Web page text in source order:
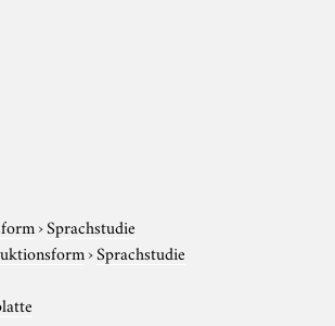
›Sprachstudie
›Sprachstudie